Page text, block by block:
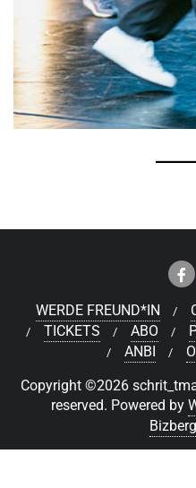
WERDE FREUND*IN
TICKETS
ABO
ANBI
Copyright ©2026
reserved. Powered by